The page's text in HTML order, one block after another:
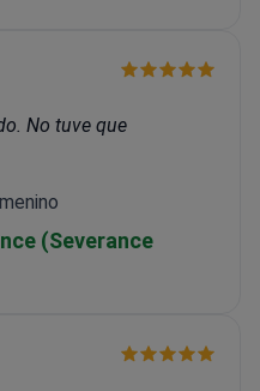
No tuve que
(Severance